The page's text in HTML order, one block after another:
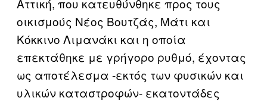
οικισμούς Νέος Βουτζάς, Μάτι και
Κόκκινο Λιμανάκι και η οποία
επεκτάθηκε με γρήγορο ρυθμό, έχοντας
ως αποτέλεσμα -εκτός των φυσικών και
υλικών καταστροφών- εκατοντάδες